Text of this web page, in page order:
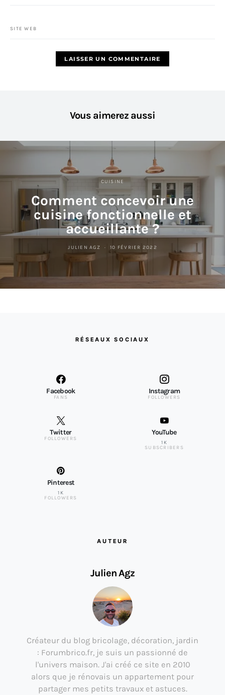
SITE WEB
Vous aimerez aussi
CUISINE
Comment concevoir une
cuisine fonctionnelle et
accueillante ?
JULIEN AGZ 10 FÉVRIER 2022
RÉSEAUX SOCIAUX
Facebook
FANS
Instagram
FOLLOWERS
Twitter
FOLLOWERS
YouTube
1K
SUBSCRIBERS
Pinterest
1K
FOLLOWERS
AUTEUR
Julien Agz
Créateur du blog bricolage, décoration, jardin
: Forumbrico.fr, je suis un passionné de
l'univers maison. J'ai créé ce site en 2010
alors que je rénovais un appartement pour
partager mes petits travaux et astuces.